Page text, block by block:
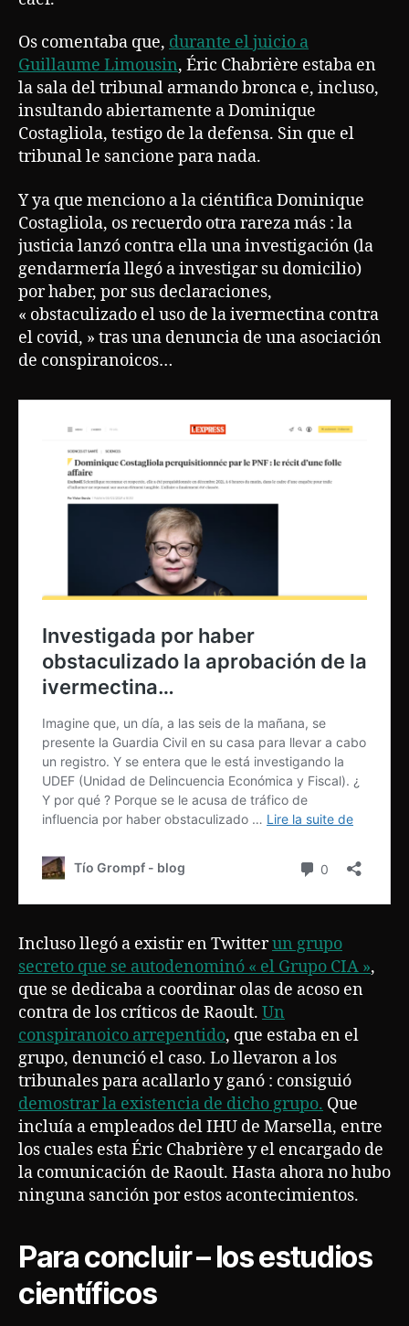
Os comentaba que, durante el juicio a
Guillaume Limousin, Éric Chabrière estaba en
la sala del tribunal armando bronca e, incluso,
insultando abiertamente a Dominique
Costagliola, testigo de la defensa. Sin que el
tribunal le sancione para nada.
Y ya que menciono a la ciéntifica Dominique
Costagliola, os recuerdo otra rareza más : la
justicia lanzó contra ella una investigación (la
gendarmería llegó a investigar su domicilio)
por haber, por sus declaraciones,
« obstaculizado el uso de la ivermectina contra
el covid, » tras una denuncia de una asociación
de conspiranoicos…
Incluso llegó a existir en Twitterun grupo
secreto que se autodenominó « el Grupo CIA »,
que se dedicaba a coordinar olas de acoso en
contra de los críticos de Raoult. Un
conspiranoico arrepentido, que estaba en el
grupo, denunció el caso. Lo llevaron a los
tribunales para acallarlo y ganó : consiguió
demostrar la existencia de dicho grupo. Que
incluía a empleados del IHU de Marsella, entre
los cuales esta Éric Chabrière y el encargado de
la comunicación de Raoult. Hasta ahora no hubo
ninguna sanción por estos acontecimientos.
Para concluir – los estudios
científicos